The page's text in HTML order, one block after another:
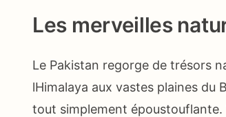
Les merveilles
Le Pakistan regorge de trésors
lHimalaya aux vastes plaines du
tout simplement époustouflante.